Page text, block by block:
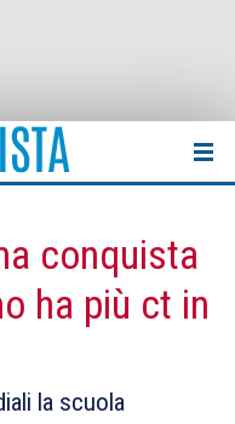
conquista
ha più ct in
la scuola